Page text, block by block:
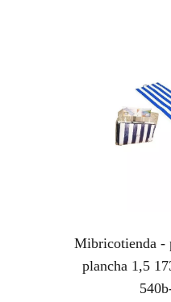
Mibricotienda -
plancha 1,5